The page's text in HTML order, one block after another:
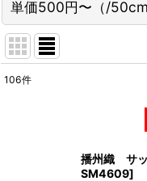
単価500円〜（/50cm
106件
播州織 サ
SM4609]